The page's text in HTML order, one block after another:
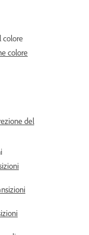
colore
colore
del